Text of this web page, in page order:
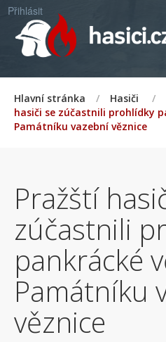
Přihlásit
Hlavní stránka / Hasiči /
hasiči se zúčastnili prohlídky
Památníku vazební věznice
Pražští
zúčastnili
pankrácké
Památníku
věznice